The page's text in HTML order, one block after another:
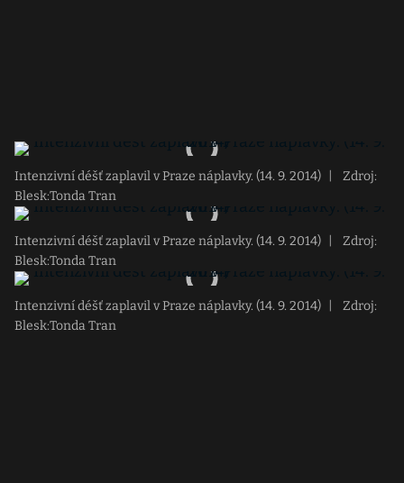
Intenzivní déšť zaplavil v Praze náplavky. (14. 9. 2014)
Zdroj:
Blesk:Tonda Tran
Intenzivní déšť zaplavil v Praze náplavky. (14. 9. 2014)
Zdroj:
Blesk:Tonda Tran
Intenzivní déšť zaplavil v Praze náplavky. (14. 9. 2014)
Zdroj:
Blesk:Tonda Tran